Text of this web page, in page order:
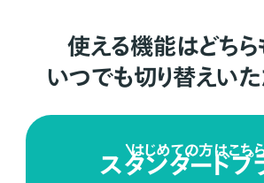
使える機能はどちら
いつでも切り替えいた
はじめての方はこち
スタンダードプ